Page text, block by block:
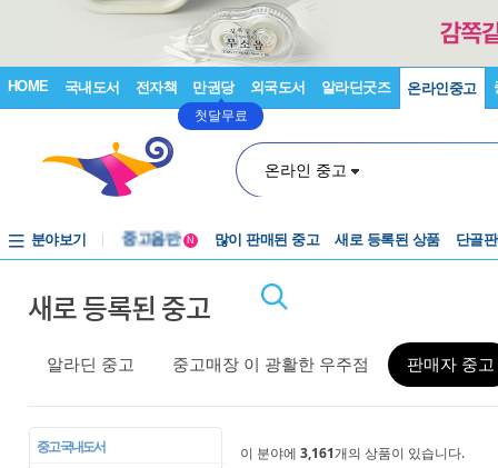
HOME 국내도서 전자책 만권당
첫달무료
외국도서 알라딘굿즈 온라인중고
온라인 중고
분야보기
중고음반
중고음반
N 많이 판매된 중고 새로 등록된 상품 단골
새로 등록된 중고
알라딘 중고 중고매장 이 광활한 우주점 판매자 중고
중고 국내도서 이 분야에 3,161개의 상품이 있습니다.